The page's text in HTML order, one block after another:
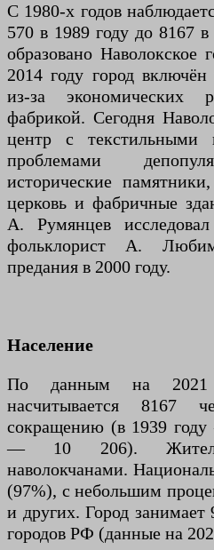
С 1980-х годов
570 в 1989 году до 8167
образовано Наволокское
2014 году город
из-за экономических
фабрикой. Сегодня
центр с текстильными
проблемами
исторические
церковь и фабричные
А. Румянцев
фольклорист А.
предания в 2000 году.
Население
По данным на 2021
насчитывается 8167
сокращению (в 1939
— 10 206).
наволокчанами.
(97%), с небольшим
и других. Город занимает
городов РФ (данные на